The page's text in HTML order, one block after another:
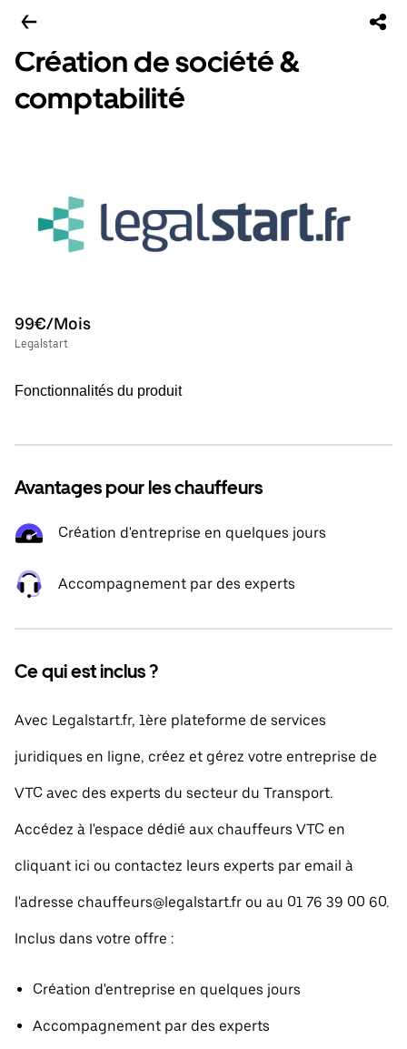
Création de société &
comptabilité
99€/Mois
Legalstart
Fonctionnalités du produit
Avantages pour les chauffeurs
Création d'entreprise en quelques jours
Accompagnement par des experts
Ce qui est inclus ?
Avec Legalstart.fr, 1ère plateforme de services
juridiques en ligne, créez et gérez votre entreprise de
VTC avec des experts du secteur du Transport.
Accédez à l'espace dédié aux chauffeurs VTC en
cliquant ici ou contactez leurs experts par email à
l'adresse chauffeurs@legalstart.fr ou au 01 76 39 00 60.
Inclus dans votre offre :
Création d'entreprise en quelques jours
Accompagnement par des experts